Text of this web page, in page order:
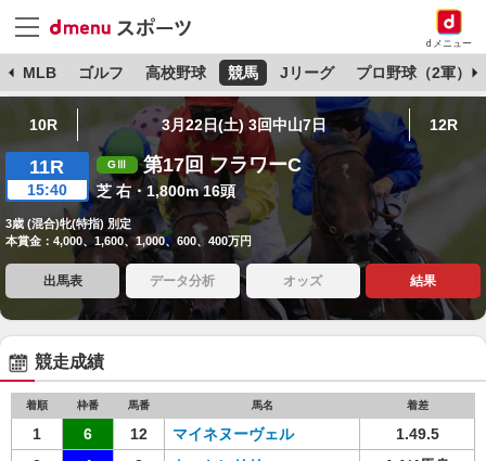
dメニュー
MLB ゴルフ 高校野球 競馬 Jリーグ プロ野球（2軍）
10R 3月22日(土) 3回中山7日 12R
11R
15:40
第17回 フラワーC
芝 右・1,800m 16頭
3歳 (混合)牝(特指) 別定
本賞金：4,000、1,600、1,000、600、400万円
出馬表 データ分析 オッズ 結果
競走成績
着順 枠番 馬番 馬名 着差
1 6 12 マイネヌーヴェル
1.49.5